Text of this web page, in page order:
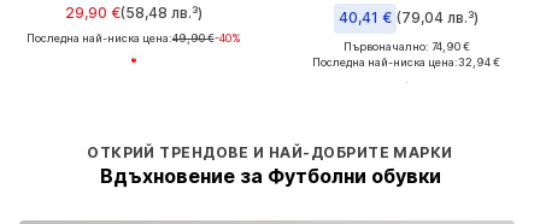
29,90 €(58,48 лв.³)
Последна най-ниска цена:49,90 €-40%
ОТКРИЙ ТРЕНДОВЕ И НАЙ-ДОБРИТЕ МАРКИ
Вдъхновение за Футболни обувки
40,41 € (79,04 лв.³)
Първоначално: 74,90 €
Последна най-ниска цена:32,94 €